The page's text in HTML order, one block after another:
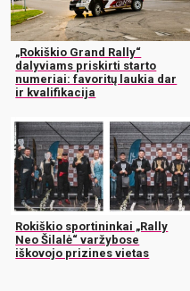
„Rokiškio Grand Rally“
dalyviams priskirti starto
numeriai: favoritų laukia dar
ir kvalifikacija
Rokiškio sportininkai „Rally
Neo Šilalė“ varžybose
iškovojo prizines vietas